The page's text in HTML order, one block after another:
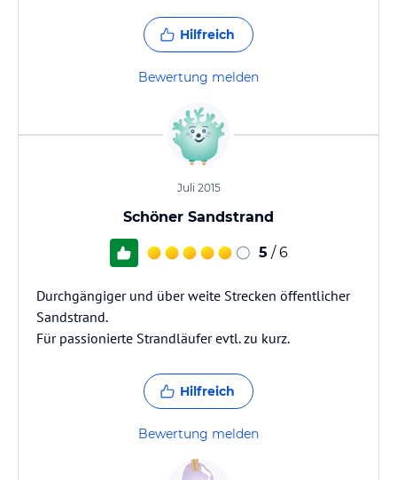
Hilfreich
Bewertung melden
Juli 2015
Schöner Sandstrand
5 / 6
Durchgängiger und über weite Strecken öffentlicher
Sandstrand.
Für passionierte Strandläufer evtl. zu kurz.
Hilfreich
Bewertung melden